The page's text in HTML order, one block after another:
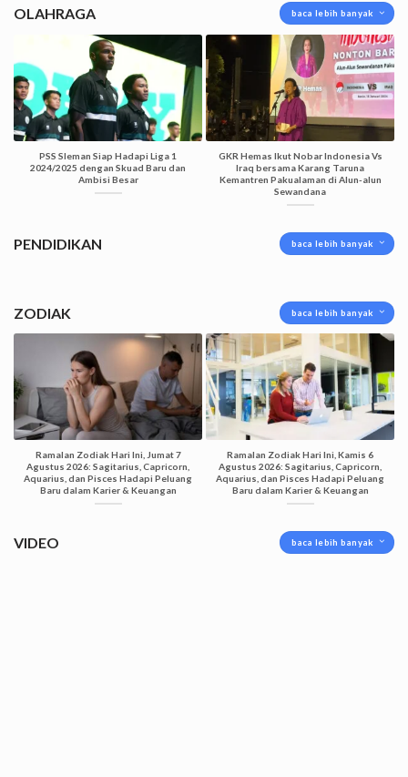
OLAHRAGA baca lebih banyak
PSS Sleman Siap Hadapi Liga 1
2024/2025 dengan Skuad Baru dan
Ambisi Besar
GKR Hemas Ikut Nobar Indonesia Vs
Iraq bersama Karang Taruna
Kemantren Pakualaman di Alun-alun
Sewandana
PENDIDIKAN baca lebih banyak
ZODIAK baca lebih banyak
Ramalan Zodiak Hari Ini, Jumat 7
Agustus 2026: Sagitarius, Capricorn,
Aquarius, dan Pisces Hadapi Peluang
Baru dalam Karier & Keuangan
Ramalan Zodiak Hari Ini, Kamis 6
Agustus 2026: Sagitarius, Capricorn,
Aquarius, dan Pisces Hadapi Peluang
Baru dalam Karier & Keuangan
VIDEO baca lebih banyak